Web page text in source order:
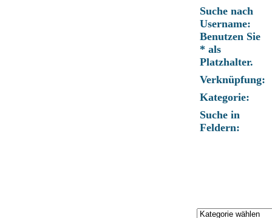
Suche nach
Username:
Benutzen Sie
* als
Platzhalter.
Verknüpfung:
Kategorie:
Suche in
Feldern: